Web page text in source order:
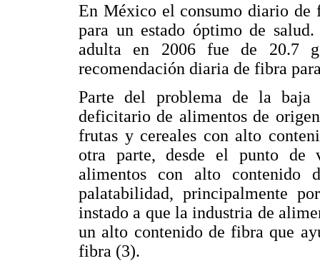
En México el consumo diario de
para un estado óptimo de
adulta en 2006 fue de 20.7
recomendación diaria de fibra
Parte del problema de la
deficitario de alimentos de
frutas y cereales con alto
otra parte, desde el punto de
alimentos con alto
palatabilidad, principalmente
instado a que la industria de
un alto contenido de fibra que
fibra (3).